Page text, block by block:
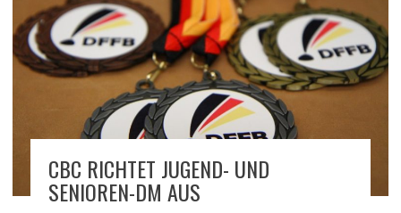
CBC RICHTET JUGEND- UND
SENIOREN-DM AUS